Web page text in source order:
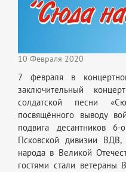
10 Февраля 2020
7 февраля в
заключительный
солдатской песни
посвящённого выводу
подвига десантников
Псковской дивизии
народа в Великой
гостями стали ветераны